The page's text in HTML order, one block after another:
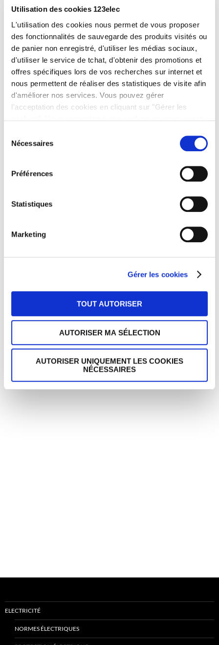
Utilisation des cookies 123elec
L'utilisation des cookies nous permet de vous proposer
des fonctionnalités de sauvegarde des produits visités ou
de panier non enregistré, d'utiliser les médias sociaux,
d'utiliser le service de tchat, d'obtenir des promotions et
offres spécifiques lors de vos recherches sur internet et
nous permettent de réaliser des statistiques de visite afin
d'améliorer nos services. Vous pouvez gérer
l'acceptation des cookies en cliquant sur "Gérer les
Nécessaires
Préférences
Statistiques
Marketing
Gérer les cookies
TOUT AUTORISER
AUTORISER MA SÉLECTION
AUTORISER UNIQUEMENT LES COOKIES
NÉCESSAIRES
SUIVEZ-NOUS SUR FACEBOOK
ELECTRICITÉ
NORMES ÉLECTRIQUES